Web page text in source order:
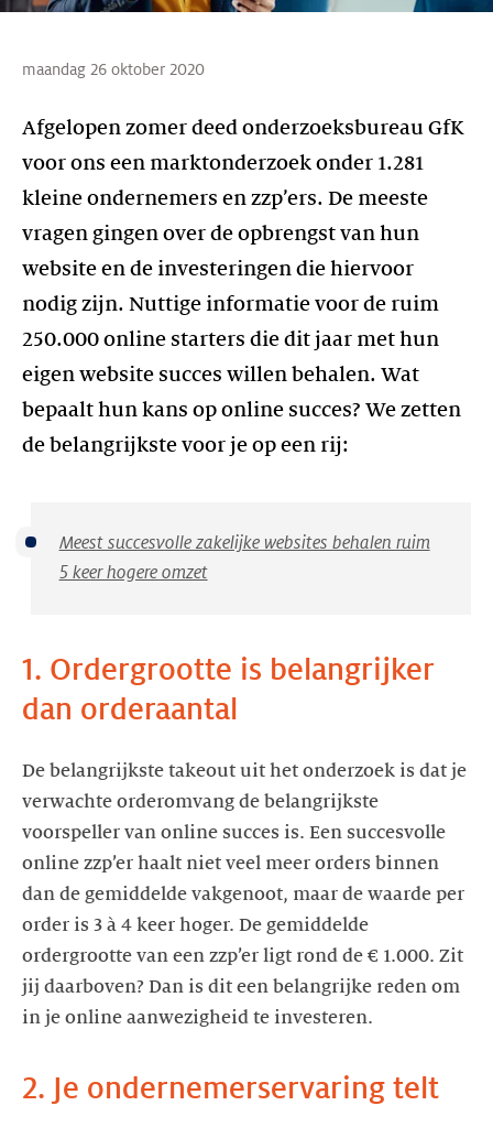
maandag 26 oktober 2020
Afgelopen zomer deed onderzoeksbureau GfK
voor ons een marktonderzoek onder 1.281
kleine ondernemers en zzp’ers. De meeste
vragen gingen over de opbrengst van hun
website en de investeringen die hiervoor
nodig zijn. Nuttige informatie voor de ruim
250.000 online starters die dit jaar met hun
eigen website succes willen behalen. Wat
bepaalt hun kans op online succes? We zetten
Meest succesvolle zakelijke websites behalen ruim
5 keer hogere omzet
1. Ordergrootte is belangrijker
dan orderaantal
De belangrijkste takeout uit het onderzoek is dat je
verwachte orderomvang de belangrijkste
voorspeller van online succes is. Een succesvolle
online zzp’er haalt niet veel meer orders binnen
dan de gemiddelde vakgenoot, maar de waarde per
order is 3 à 4 keer hoger. De gemiddelde
ordergrootte van een zzp’er ligt rond de € 1.000. Zit
jij daarboven? Dan is dit een belangrijke reden om
in je online aanwezigheid te investeren.
2. Je ondernemerservaring telt